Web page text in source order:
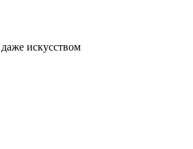
искусством